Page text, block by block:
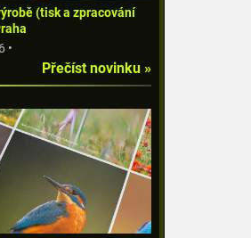
(tisk a zpracování
•
Přečíst novinku »